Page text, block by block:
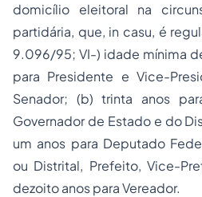
domicílio eleitoral na
partidária, que, in casu, é
9.096/95; VI-) idade mínima
para Presidente e Vice-
Senador; (b) trinta anos
Governador de Estado e do
um anos para Deputado
ou Distrital, Prefeito, Vice-
dezoito anos para Vereador.